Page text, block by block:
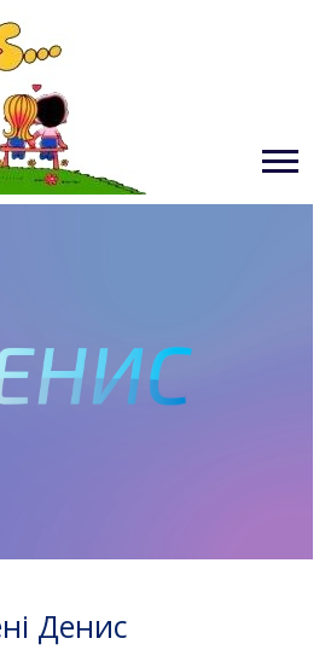
Денис